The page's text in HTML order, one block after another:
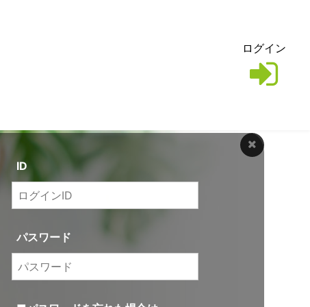
ログイン
ID
パスワード